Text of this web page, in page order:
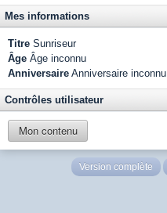
Mes informations
Titre Sunriseur
Âge Âge inconnu
Anniversaire Anniversaire inconnu
Contrôles utilisateur
Mon contenu
Version complète